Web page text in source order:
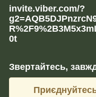
invite.viber.com/?
0t
Звертайтесь,